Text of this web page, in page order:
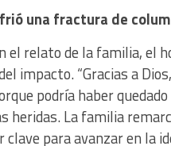
una fractura de
el relato de la familia, el
impacto. “Gracias a
podría haber
heridas. La familia
para avanzar en la